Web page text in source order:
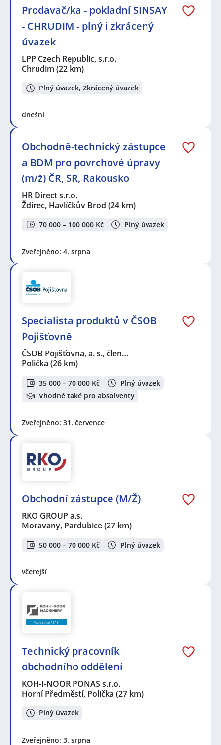
Prodavač/ka - pokladní SINSAY
- CHRUDIM - plný i zkrácený
úvazek
LPP Czech Republic, s.r.o.
Chrudim (22 km)
Plný úvazek, Zkrácený úvazek
dnešní
Obchodně-technický zástupce
a BDM pro povrchové úpravy
(m/ž) ČR, SR, Rakousko
HR Direct s.r.o.
Ždírec, Havlíčkův Brod (24 km)
70 000 – 100 000 Kč Plný úvazek
Zveřejněno: 4. srpna
Specialista produktů v ČSOB
Pojišťovně
ČSOB Pojišťovna, a. s., člen…
Polička (26 km)
35 000 – 70 000 Kč
Plný úvazek
Vhodné také pro absolventy
Zveřejněno: 31. července
Obchodní zástupce (M/Ž)
RKO GROUP a.s.
Moravany, Pardubice(27 km)
50 000 – 70 000 Kč Plný úvazek
včerejší
Technický pracovník
obchodního oddělení
KOH-I-NOOR PONAS s.r.o.
Horní Předměstí, Polička (27 km)
Plný úvazek
Zveřejněno: 3. srpna